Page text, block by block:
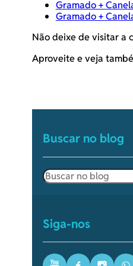
Gramado +
Gramado +
Não deixe de visitar a
Aproveite e veja
Buscar no blog
Pesquisar
Siga-nos